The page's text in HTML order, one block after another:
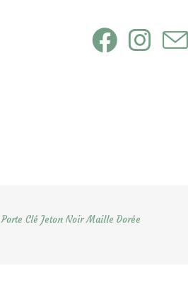
Porte Clé Jeton Noir Maille Dorée